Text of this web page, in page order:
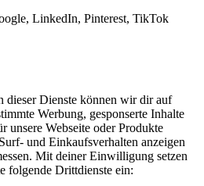
LinkedIn, Pinterest, TikTok
dieser Dienste können wir dir auf
Werbung, gesponserte Inhalte
unsere Webseite oder Produkte
und Einkaufsverhalten anzeigen
Mit deiner Einwilligung setzen
folgende Drittdienste ein: